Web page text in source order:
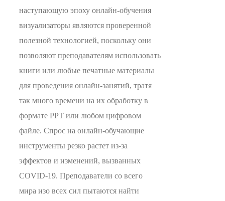
наступающую эпоху онлайн-обучения
визуализаторы являются проверенной
полезной технологией, поскольку они
позволяют преподавателям использовать
книги или любые печатные материалы
для проведения онлайн-занятий, тратя
так много времени на их обработку в
формате PPT или любом цифровом
файле. Спрос на онлайн-обучающие
инструменты резко растет из-за
эффектов и изменений, вызванных
COVID-19. Преподаватели со всего
мира изо всех сил пытаются найти